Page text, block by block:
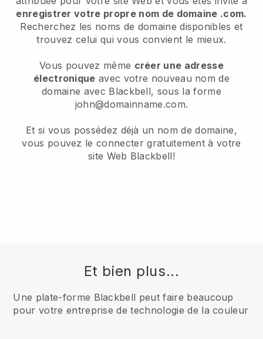
enregistrer votre propre nom de domaine .com.
Recherchez les noms de domaine disponibles et
trouvez celui qui vous convient le mieux.
Vous pouvez même créer une adresse
électronique avec votre nouveau nom de
domaine avec Blackbell, sous la forme
john@domainname.com.
Et si vous possédez déjà un nom de domaine,
vous pouvez le connecter gratuitement à votre
site Web Blackbell!
Et bien plus...
Une plate-forme Blackbell peut faire beaucoup
pour votre entreprise de technologie de la couleur